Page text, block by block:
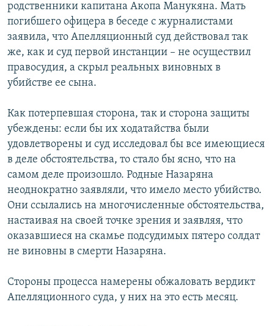
родственники капитана Акопа Манукяна. Мать
погибшего офицера в беседе с журналистами
заявила, что Апелляционный суд действовал так
же, как и суд первой инстанции – не осуществил
правосудия, а скрыл реальных виновных в
убийстве ее сына.
Как потерпевшая сторона, так и сторона защиты
убеждены: если бы их ходатайства были
удовлетворены и суд исследовал бы все имеющиеся
в деле обстоятельства, то стало бы ясно, что на
самом деле произошло. Родные Назаряна
неоднократно заявляли, что имело место убийство.
Они ссылались на многочисленные обстоятельства,
настаивая на своей точке зрения и заявляя, что
оказавшиеся на скамье подсудимых пятеро солдат
не виновны в смерти Назаряна.
Стороны процесса намерены обжаловать вердикт
Апелляционного суда, у них на это есть месяц.